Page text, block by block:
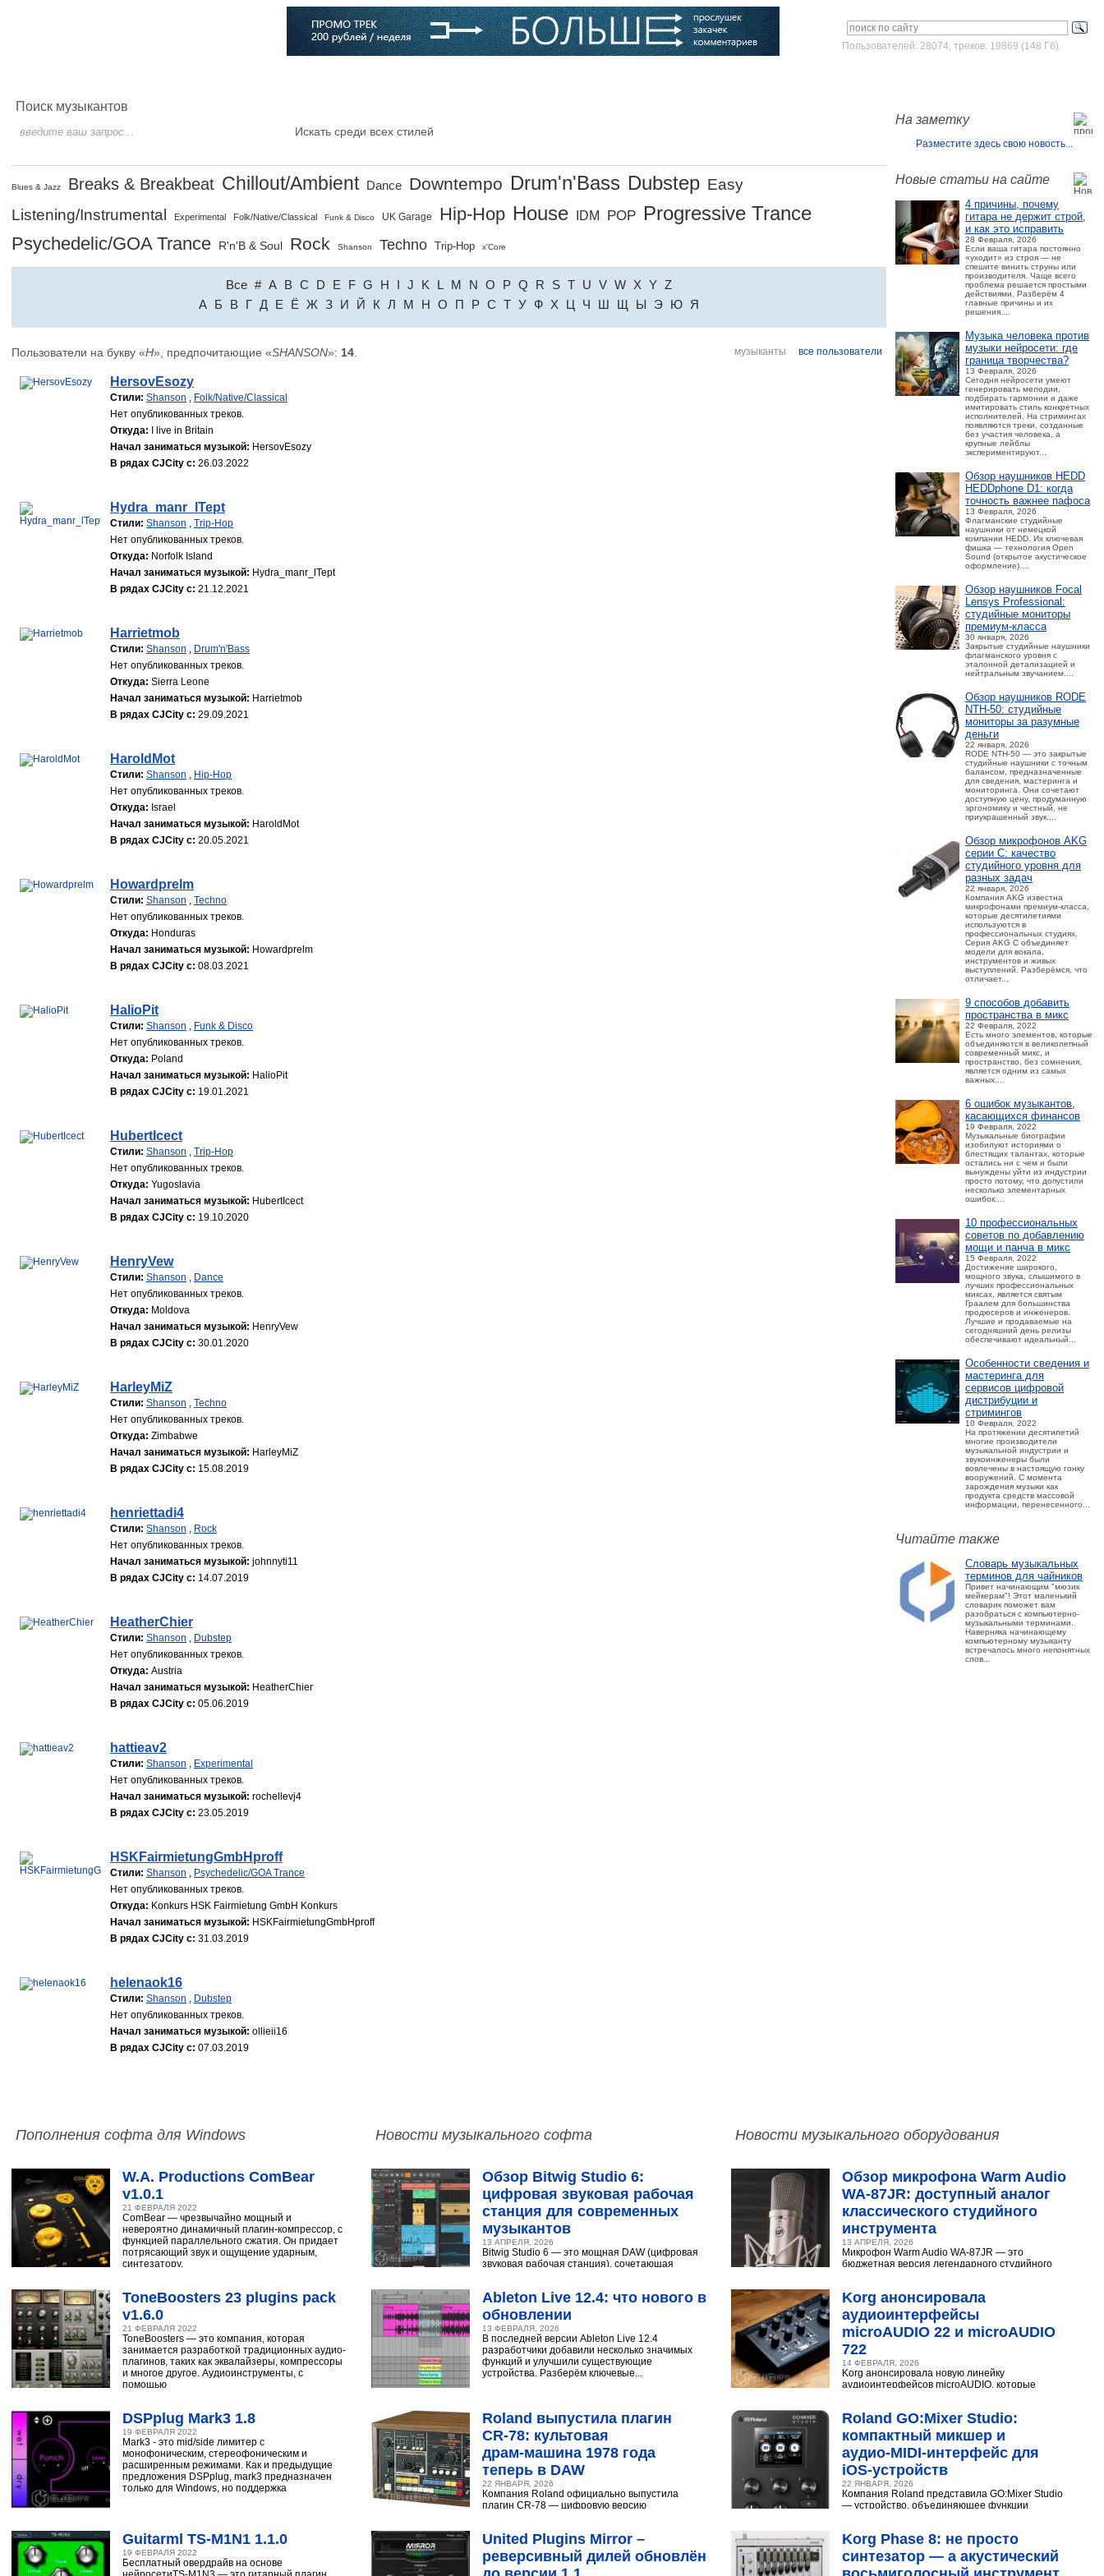
Пользователей: 28074, треков: 19869 (148 Гб).
На заметку
Разместите здесь свою новость...
Новые статьи на сайте
4 причины, почему
гитара не держит строй,
и как это исправить
28 Февраля, 2026
Если ваша гитара постоянно
«уходит» из строя — не
спешите винить струны или
производителя. Чаще всего
проблема решается простыми
действиями. Разберём 4
главные причины и их
решения....
Музыка человека против
музыки нейросети: где
граница творчества?
13 Февраля, 2026
Сегодня нейросети умеют
генерировать мелодии,
подбирать гармонии и даже
имитировать стиль конкретных
исполнителей. На стримингах
появляются треки, созданные
без участия человека, а
крупные лейблы
экспериментируют...
Обзор наушников HEDD
HEDDphone D1: когда
точность важнее пафоса
13 Февраля, 2026
Флагманские студийные
наушники от немецкой
компании HEDD. Их ключевая
фишка — технология Open
Sound (открытое акустическое
оформление)....
Обзор наушников Focal
Lensys Professional:
студийные мониторы
премиум‑класса
30 января, 2026
Закрытые студийные наушники
флагманского уровня с
эталонной детализацией и
нейтральным звучанием....
Обзор наушников RODE
NTH-50: студийные
мониторы за разумные
деньги
22 января, 2026
RODE NTH-50 — это закрытые
студийные наушники с точным
балансом, предназначенные
для сведения, мастеринга и
мониторинга. Они сочетают
доступную цену, продуманную
эргономику и честный, не
приукрашенный звук....
Обзор микрофонов AKG
серии C: качество
студийного уровня для
разных задач
22 января, 2026
Компания AKG известна
микрофонами премиум-класса,
которые десятилетиями
используются в
профессиональных студиях.
Серия AKG C объединяет
модели для вокала,
инструментов и живых
выступлений. Разберёмся, что
отличает...
9 способов добавить
пространства в микс
22 Февраля, 2022
Есть много элементов, которые
объединяются в великолепный
современный микс, и
пространство, без сомнения,
является одним из самых
важных....
6 ошибок музыкантов,
касающихся финансов
19 Февраля, 2022
Музыкальные биографии
изобилуют историями о
блестящих талантах, которые
остались ни с чем и были
вынуждены уйти из индустрии
просто потому, что допустили
несколько элементарных
ошибок....
10 профессиональных
советов по добавлению
мощи и панча в микс
15 Февраля, 2022
Достижение широкого,
мощного звука, слышимого в
лучших профессиональных
миксах, является святым
Граалем для большинства
продюсеров и инженеров.
Лучшие и продаваемые на
сегодняшний день релизы
обеспечивают идеальный...
Особенности сведения и
мастеринга для
сервисов цифровой
дистрибуции и
стримингов
10 Февраля, 2022
На протяжении десятилетий
многие производители
музыкальной индустрии и
звукоинженеры были
вовлечены в настоящую гонку
вооружений. С момента
зарождения музыки как
продукта средств массовой
информации, перенесенного...
Читайте также
Словарь музыкальных
терминов для чайников
Привет начинающим "мюзик
мейкерам"! Этот маленький
словарик поможет вам
разобраться с компьютерно-
музыкальными терминами.
Наверняка начинающему
компьютерному музыканту
встречалось много непонятных
слов...
Поиск музыкантов
Искать среди всех стилей
Blues & Jazz Breaks & Breakbeat Chillout/Ambient Dance Downtempo Drum'n'Bass Dubstep Easy
Listening/Instrumental
Experimental Folk/Native/Classical Funk & Disco UK Garage Hip-Hop House IDM POP Progressive Trance
Psychedelic/GOA Trance R'n'B & Soul Rock Shanson Techno Trip-Hop x'Core
Все # A B C D E F G H I J K L M N O P Q R S T U V W X Y Z
A Б В Г Д Е Ё Ж З И Й К Л М Н О П Р С Т У Ф Х Ц Ч Ш Щ Ы Э Ю Я
Пользователи на букву «H», предпочитающие «SHANSON»: 14 все пользователи
музыканты
HersovEsozy
Стили: Shanson , Folk/Native/Classical
Нет опубликованных треков.
Откуда:
I live in Britain
Начал заниматься музыкой: HersovEsozy
В рядах CJCity с: 26.03.2022
Hydra_manr_lTept
Стили: Shanson , Trip-Hop
Нет опубликованных треков.
Откуда: Norfolk Island
Начал заниматься музыкой: Hydra_manr_lTept
В рядах CJCity с: 21.12.2021
Harrietmob
Стили: Shanson , Drum'n'Bass
Нет опубликованных треков.
Откуда: Sierra Leone
Начал заниматься музыкой: Harrietmob
В рядах CJCity с: 29.09.2021
HaroldMot
Стили: Shanson , Hip-Hop
Нет опубликованных треков.
Откуда: Israel
Начал заниматься музыкой: HaroldMot
В рядах CJCity с: 20.05.2021
Howardprelm
Стили: Shanson , Techno
Нет опубликованных треков.
Откуда: Honduras
Начал заниматься музыкой: Howardprelm
В рядах CJCity с: 08.03.2021
HalioPit
Стили: Shanson , Funk & Disco
Нет опубликованных треков.
Откуда: Poland
Начал заниматься музыкой: HalioPit
В рядах CJCity с: 19.01.2021
HubertIcect
Стили: Shanson , Trip-Hop
Нет опубликованных треков.
Откуда: Yugoslavia
Начал заниматься музыкой: HubertIcect
В рядах CJCity с: 19.10.2020
HenryVew
Стили: Shanson , Dance
Нет опубликованных треков.
Откуда: Moldova
Начал заниматься музыкой: HenryVew
В рядах CJCity с: 30.01.2020
HarleyMiZ
Стили: Shanson , Techno
Нет опубликованных треков.
Откуда: Zimbabwe
Начал заниматься музыкой: HarleyMiZ
В рядах CJCity с: 15.08.2019
henriettadi4
Стили: Shanson , Rock
Нет опубликованных треков.
Начал заниматься музыкой: johnnyti11
В рядах CJCity с: 14.07.2019
HeatherChier
Стили: Shanson , Dubstep
Нет опубликованных треков.
Откуда: Austria
Начал заниматься музыкой: HeatherChier
В рядах CJCity с: 05.06.2019
hattieav2
Стили: Shanson , Experimental
Нет опубликованных треков.
Начал заниматься музыкой: rochellevj4
В рядах CJCity с: 23.05.2019
HSKFairmietungGmbHproff
Стили: Shanson , Psychedelic/GOA Trance
Нет опубликованных треков.
Откуда: Konkurs HSK Fairmietung GmbH Konkurs
Начал заниматься музыкой: HSKFairmietungGmbHproff
В рядах CJCity с: 31.03.2019
helenaok16
Стили: Shanson , Dubstep
Нет опубликованных треков.
Начал заниматься музыкой: ollieii16
В рядах CJCity с: 07.03.2019
Пополнения софта для Windows
W.A. Productions ComBear
v1.0.1
21 ФЕВРАЛЯ 2022
ComBear — чрезвычайно мощный и
невероятно динамичный плагин-компрессор, с
функцией параллельного сжатия. Он придает
потрясающий звук и ощущение ударным,
синтезатору,
ToneBoosters 23 plugins pack
v1.6.0
21 ФЕВРАЛЯ 2022
ToneBoosters — это компания, которая
занимается разработкой традиционных аудио-
плагинов, таких как эквалайзеры, компрессоры
и многое другое. Аудиоинструменты, с
помощью
DSPplug Mark3 1.8
19 ФЕВРАЛЯ 2022
Mark3 - это mid/side лимитер с
монофоническим, стереофоническим и
расширенным режимами. Как и предыдущие
предложения DSPplug, mark3 предназначен
только для Windows, но поддержка
Guitarml TS-M1N1 1.1.0
19 ФЕВРАЛЯ 2022
Бесплатный овердрайв на основе
Новости музыкального софта
Обзор Bitwig Studio 6:
цифровая звуковая рабочая
станция для современных
музыкантов
13 АПРЕЛЯ, 2026
Bitwig Studio 6 — это мощная DAW (цифровая
звуковая рабочая станция), сочетающая
Ableton Live 12.4: что нового в
обновлении
13 ФЕВРАЛЯ, 2026
В последней версии Ableton Live 12.4
разработчики добавили несколько значимых
функций и улучшили существующие
устройства. Разберём ключевые...
Roland выпустила плагин
CR‑78: культовая
драм‑машина 1978 года
теперь в DAW
22 ЯНВАРЯ, 2026
Компания Roland официально выпустила
плагин CR-78 — цифровую версию
United Plugins Mirror –
реверсивный дилей обновлён
Новости музыкального оборудования
Обзор микрофона Warm Audio
WA‑87JR: доступный аналог
классического студийного
инструмента
13 АПРЕЛЯ, 2026
Микрофон Warm Audio WA‑87JR — это
бюджетная версия легендарного студийного
Korg анонсировала
аудиоинтерфейсы
microAUDIO 22 и microAUDIO
722
14 ФЕВРАЛЯ, 2026
Korg анонсировала новую линейку
аудиоинтерфейсов microAUDIO, которые
Roland GO:Mixer Studio:
компактный микшер и
аудио‑MIDI‑интерфейс для
iOS‑устройств
22 ЯНВАРЯ, 2026
Компания Roland представила GO:Mixer Studio
— устройство, объединяющее функции
Korg Phase 8: не просто
синтезатор — а акустический